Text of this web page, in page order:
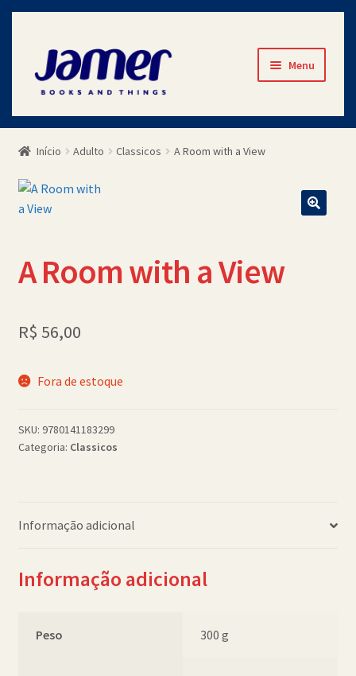
Pular
para
navegação
Pular
para
conteúdo
Menu
Início
Avaliações
Contato
Minha Conta
SCHOLASTICBOOKCLUB
Início Adulto Classicos A Room with a View
A Room with a View
R$ 56,00
Fora de estoque
SKU: 9780141183299
Categoria: Classicos
Informação adicional
Informação adicional
Peso 300 g